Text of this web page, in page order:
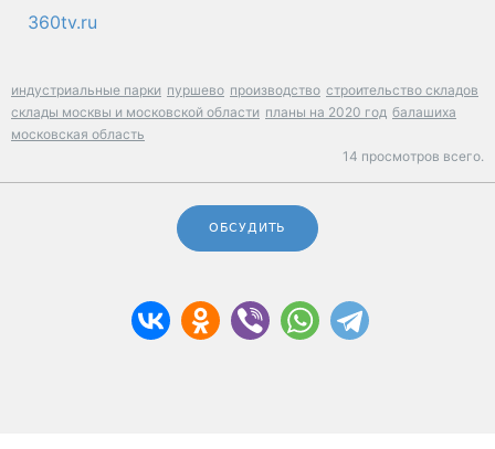
360tv.ru
индустриальные парки пуршево производство строительство складов
склады москвы и московской области планы на 2020 год балашиха
московская область
14 просмотров всего.
ОБСУДИТЬ